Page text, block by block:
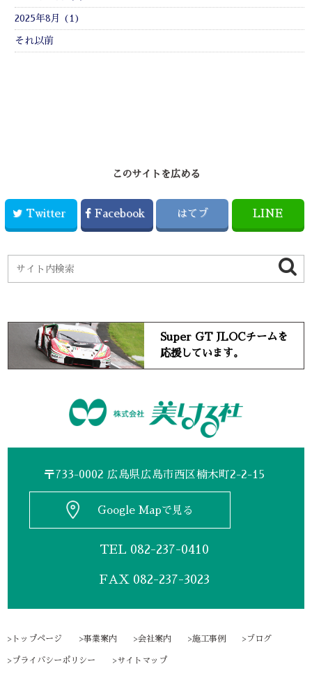
2025年8月 (1)
それ以前
このサイトを広める
Twitter Facebook はてブ LINE
Super GT JLOCチームを
応援しています。
〒733-0002 広島県広島市西区楠木町2-2-15
Google Mapで見る
TEL 082-237-0410
FAX 082-237-3023
トップページ 事業案内 会社案内 施工事例 ブログ
プライバシーポリシー サイトマップ